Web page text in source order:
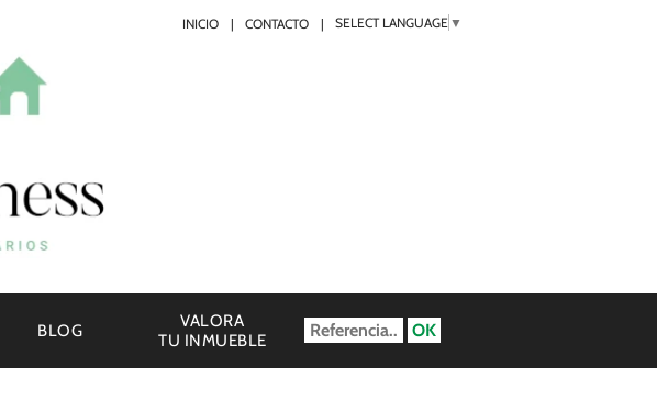
INICIO CONTACTO SELECT LANGUAGE ▼
BLOG
VALORA
TU INMUEBLE